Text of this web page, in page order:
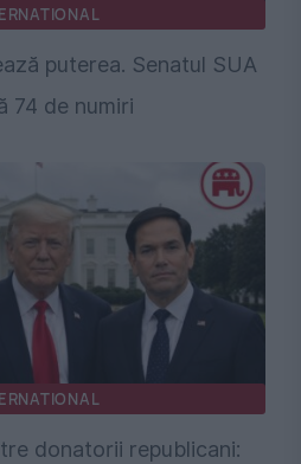
puterea. Senatul SUA
74 de numiri
donatorii republicani: